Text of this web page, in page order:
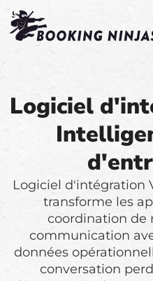
Logiciel
Logiciel d'intégration
transforme les
coordination de
communication
données
conversation